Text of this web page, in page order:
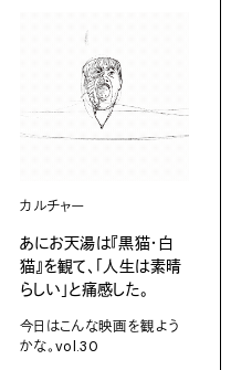
カルチャー
あにお天湯は『黒猫・白
猫』を観て、「人生は素晴
らしい」と痛感した。
今日はこんな映画を観よう
かな。vol.30